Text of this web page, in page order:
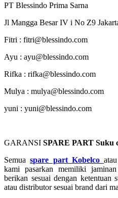
PT Blessindo Prima Sarna
Jl Mangga Besar IV i No Z9
Fitri : fitri@blessindo.com
Ayu : ayu@blessindo.com
Rifka : rifka@blessindo.com
Mulya : mulya@blessindo.com
yuni : yuni@blessindo.com
GARANSI SPARE PART Suku
Semuaspare part Kobelco
kami pasarkan memiliki
berikan sesuai dengan ketentuan
atau distributor sesuai brand dari